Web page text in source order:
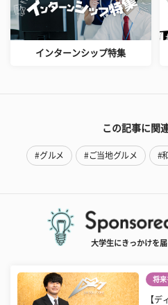
インターンシップ特集
この記事に関
#グルメ #ご当地グルメ #
大学生にきっかけを
将来
【デ